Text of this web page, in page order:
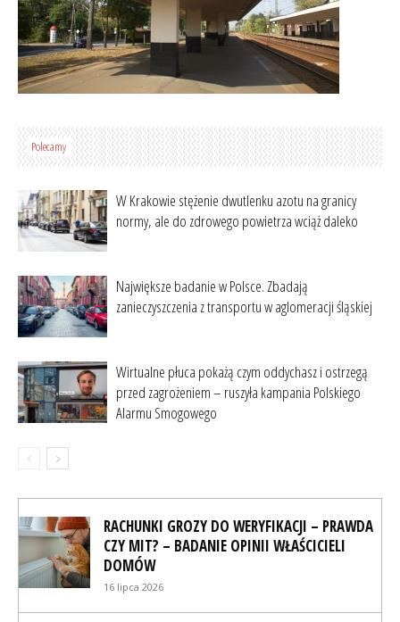
Polecamy
W Krakowie stężenie dwutlenku azotu na granicy
normy, ale do zdrowego powietrza wciąż daleko
Największe badanie w Polsce. Zbadają
zanieczyszczenia z transportu w aglomeracji śląskiej
Wirtualne płuca pokażą czym oddychasz i ostrzegą
przed zagrożeniem – ruszyła kampania Polskiego
Alarmu Smogowego
RACHUNKI GROZY DO WERYFIKACJI – PRAWDA
CZY MIT? – BADANIE OPINII WŁAŚCICIELI
DOMÓW
16 lipca 2026